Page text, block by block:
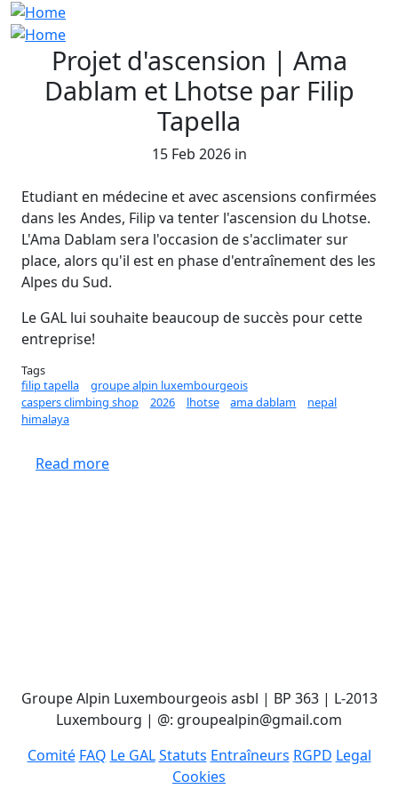
Projet d'ascension | Ama
Dablam et Lhotse par Filip
Tapella
15 Feb 2026 in
Etudiant en médecine et avec ascensions confirmées
dans les Andes, Filip va tenter l'ascension du Lhotse.
L'Ama Dablam sera l'occasion de s'acclimater sur
place, alors qu'il est en phase d'entraînement des les
Alpes du Sud.
Le GAL lui souhaite beaucoup de succès pour cette
entreprise!
Tags
filip tapella
groupe alpin luxembourgeois
caspers climbing shop
2026 lhotse ama dablam
nepal
himalaya
Read moreabout Projet d'ascension | Ama Dablam et
Groupe Alpin Luxembourgeois asbl | BP 363 | L-2013
Luxembourg | @: groupealpin@gmail.com
Comité FAQ Le GAL Statuts Entraîneurs RGPD Legal
Cookies